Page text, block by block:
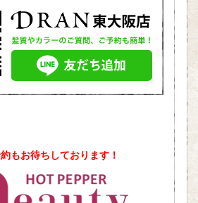
もお待ちしております！